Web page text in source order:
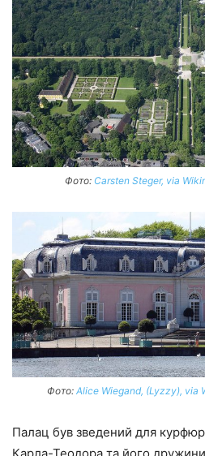
Фото: Carsten Steger, via
Фото: Alice Wiegand, (Lyzzy), via
Палац був зведений для